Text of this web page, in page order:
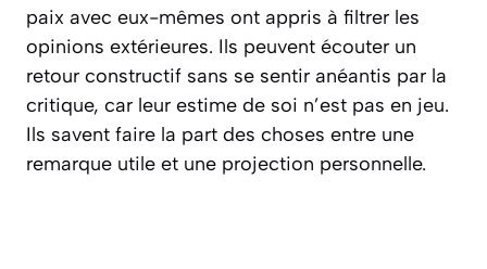
paix avec eux-mêmes ont appris à filtrer les
opinions extérieures. Ils peuvent écouter un
retour constructif sans se sentir anéantis par la
critique, car leur estime de soi n’est pas en jeu.
Ils savent faire la part des choses entre une
remarque utile et une projection personnelle.